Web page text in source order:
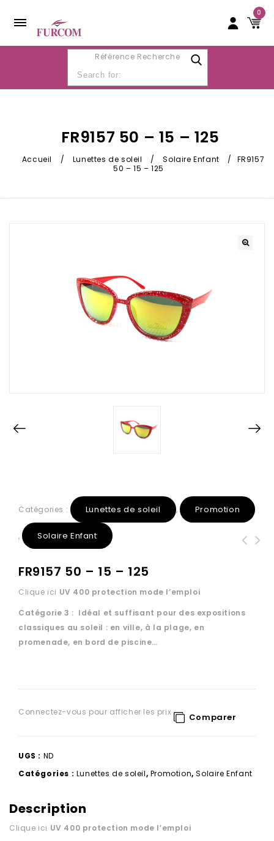
0
Référence Recherche
FR9157 50 – 15 – 125
Accueil / Lunettes de soleil / Solaire Enfant /
FR9157
50 – 15 – 125
Catégories : Lunettes de soleil , Promotion
, Solaire Enfant
FR9157 50 – 15 – 125
Clique ici UV 400 protection mode l’emploi
Catégorie 3 : Idéal et suffisant pour des expositions
classiques au soleil : en ville, à la plage, en
promenade, en bord de piscine…
Connectez-vous pour afficher les prix Comparer
UGS : ND
Catégories : Lunettes de soleil, Promotion,Solaire Enfant
Description
Clique ici UV 400 protection mode l’emploi